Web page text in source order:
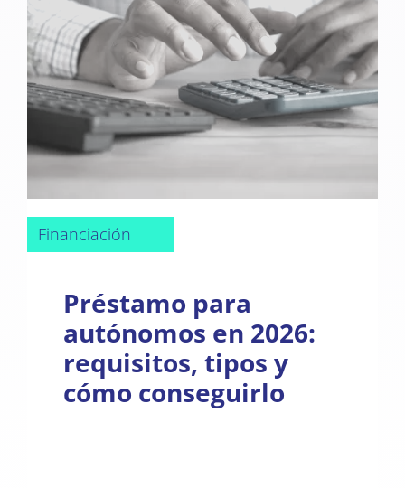
Financiación
Préstamo para
autónomos en 2026:
requisitos, tipos y
cómo conseguirlo